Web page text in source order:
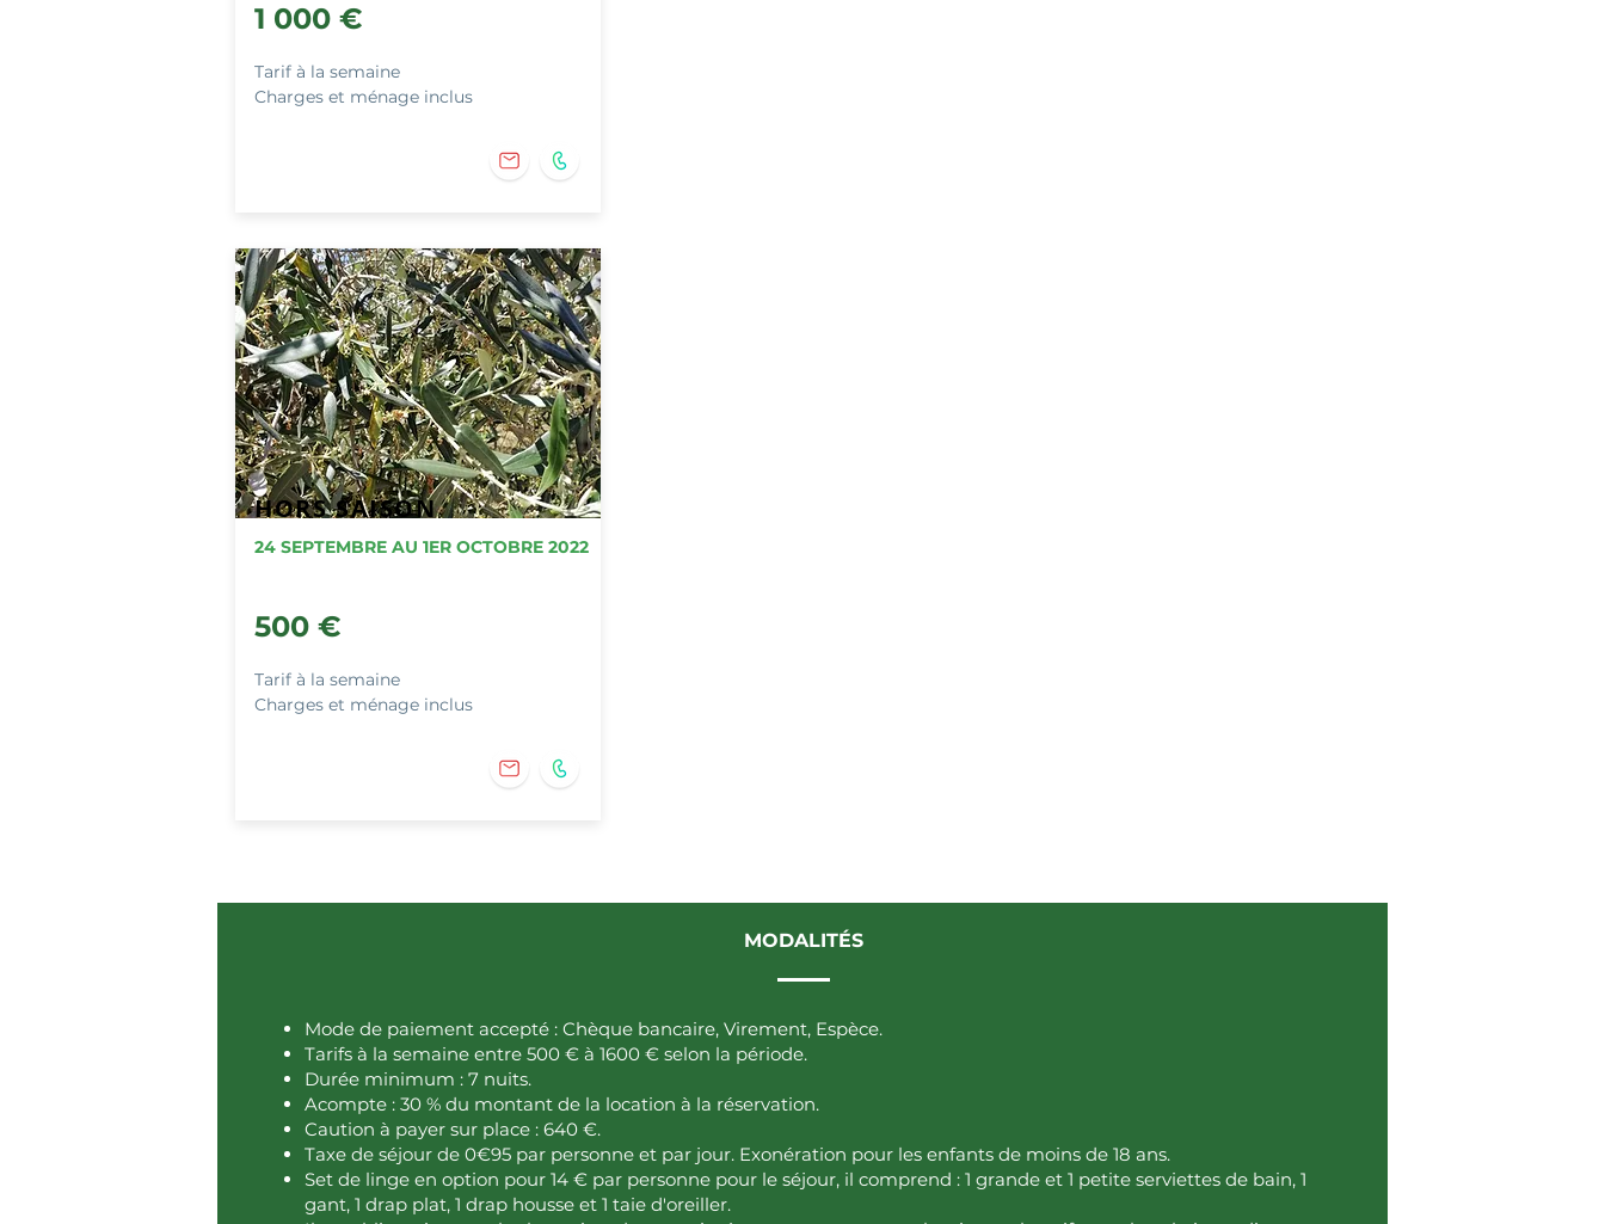
1 000 €
Tarif à la semaine
Charges et ménage inclus
HORS SAISON
24 SEPTEMBRE AU 1ER OCTOBRE 2022
500 €
Tarif à la semaine
Charges et ménage inclus
MODALITÉS
Mode de paiement accepté : Chèque bancaire, Virement, Espèce.
Tarifs à la semaine entre 500 € à 1600 € selon la période.
Durée minimum : 7 nuits.
Acompte : 30 % du montant de la location à la réservation.
Caution à payer sur place : 640 €.
Taxe de séjour de 0€95 par personne et par jour. Exonération pour les enfants de moins de 18 ans.
Set de linge en option pour 14 € par personne pour le séjour, il comprend : 1 grande et 1 petite serviettes de bain, 1
gant, 1 drap plat, 1 drap housse et 1 taie d'oreiller.